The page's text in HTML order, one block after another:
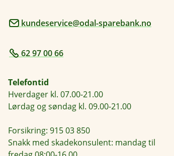
kundeservice@odal-sparebank.no
62 97 00 66
Telefontid
Hverdager kl. 07.00-21.00
Lørdag og søndag kl. 09.00-21.00
Forsikring: 915 03 850
Snakk med skadekonsulent: mandag til